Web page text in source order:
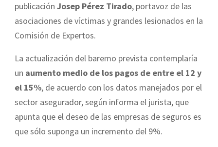
publicación Josep Pérez Tirado, portavoz de las
asociaciones de víctimas y grandes lesionados en la
Comisión de Expertos.
La actualización del baremo prevista contemplaría
un aumento medio de los pagos de entre el 12 y
el 15%, de acuerdo con los datos manejados por el
sector asegurador, según informa el jurista, que
apunta que el deseo de las empresas de seguros es
que sólo suponga un incremento del 9%.